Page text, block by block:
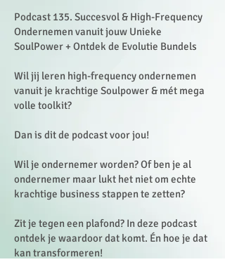
Podcast 135. Succesvol & High-Frequency
Ondernemen vanuit jouw Unieke
SoulPower + Ontdek de Evolutie Bundels
Wil jij leren high-frequency ondernemen
vanuit je krachtige Soulpower & mét mega
volle toolkit?
Dan is dit de podcast voor jou!
Wil je ondernemer worden? Of ben je al
ondernemer maar lukt het niet om echte
krachtige business stappen te zetten?
Zit je tegen een plafond? In deze podcast
ontdek je waardoor dat komt. Én hoe je dat
kan transformeren!